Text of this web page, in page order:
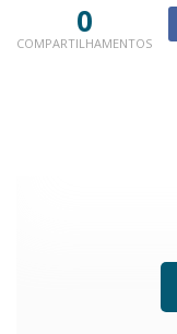
0
COMPARTILHAMENTOS